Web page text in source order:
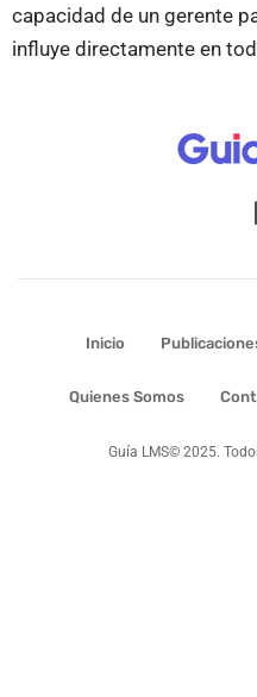
capacidad de un gerente
influye directamente en
Inicio
Quienes Somos
Guía LMS© 2025.